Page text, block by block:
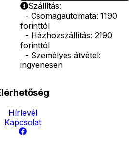
Szállítás:
- Csomagautomata: 1190
forinttól
- Házhozszállítás: 2190
forinttól
- Személyes átvétel:
ingyenesen
Hírlevél
Kapcsolat